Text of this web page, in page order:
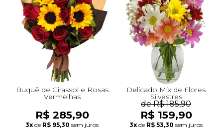
+Presentes com Flores
+Presentes por Ocasião
+Presentes para Família
+Presentes para Todos
+Tipo de Cesta
+Tipos de Buquês
+Tipos de Arranjos
+Tipos de Flores
+Por Cores
+Cidades do Sul
+Cidades do Sudeste
+Cidades do Norte
+Cidades do Nordeste
Buquê de Girassol e Rosas
Vermelhas
R$ 285,90
3x de R$ 95,30 sem juros
Delicado Mix de Flores
Silvestres
de R$ 185,90
R$ 159,90
3x de R$ 53,30 sem juros